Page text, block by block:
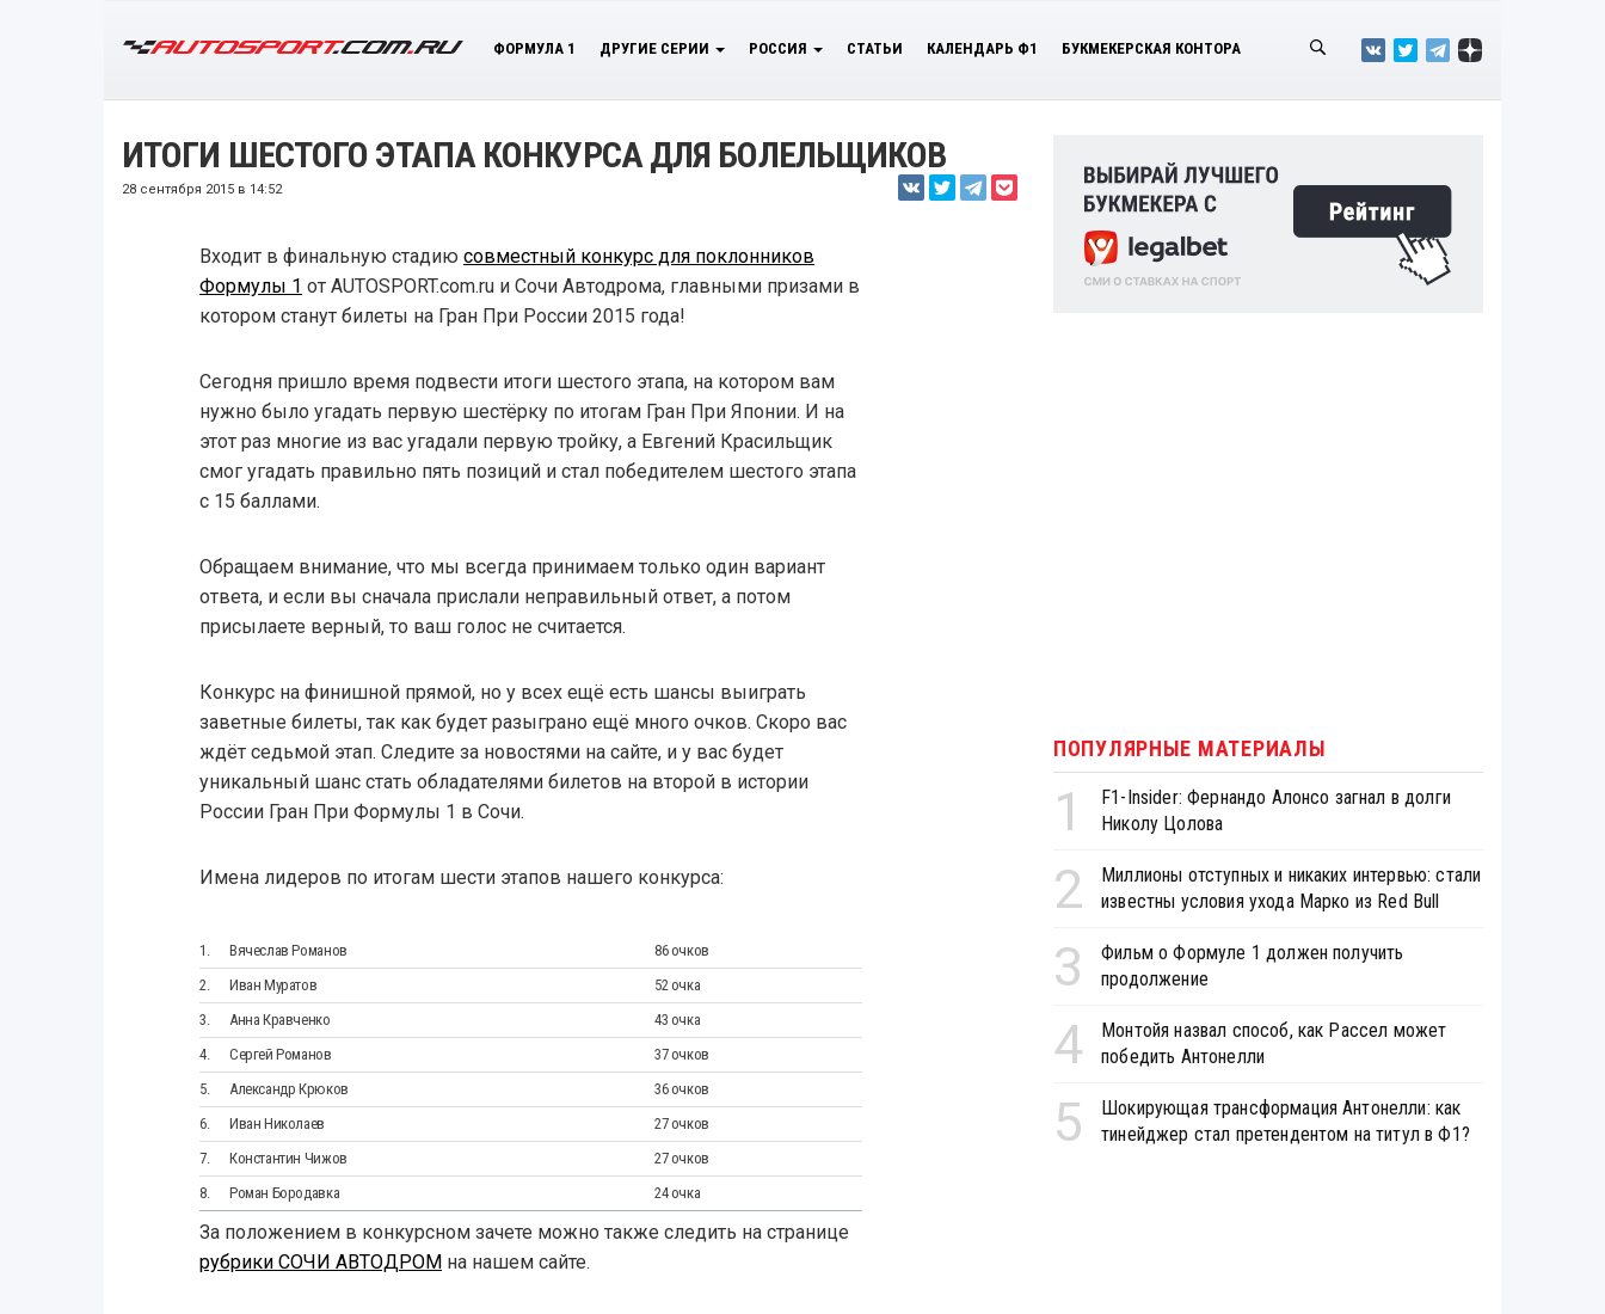
ФОРМУЛА 1 ДРУГИЕ СЕРИИ РОССИЯ СТАТЬИ КАЛЕНДАРЬ Ф1 БУКМЕКЕРСКАЯ КОНТОРА
ИТОГИ ШЕСТОГО ЭТАПА КОНКУРСА ДЛЯ БОЛЕЛЬЩИКОВ
28 сентября 2015 в 14:52
Входит в финальную стадию совместный конкурс для поклонников
Формулы 1 от AUTOSPORT.com.ru и Сочи Автодрома, главными призами в
котором станут билеты на Гран При России 2015 года!
Сегодня пришло время подвести итоги шестого этапа, на котором вам
нужно было угадать первую шестёрку по итогам Гран При Японии. И на
этот раз многие из вас угадали первую тройку, а Евгений Красильщик
смог угадать правильно пять позиций и стал победителем шестого этапа
с 15 баллами.
Обращаем внимание, что мы всегда принимаем только один вариант
ответа, и если вы сначала прислали неправильный ответ, а потом
присылаете верный, то ваш голос не считается.
Конкурс на финишной прямой, но у всех ещё есть шансы выиграть
заветные билеты, так как будет разыграно ещё много очков. Скоро вас
ждёт седьмой этап. Следите за новостями на сайте, и у вас будет
уникальный шанс стать обладателями билетов на второй в истории
России Гран При Формулы 1 в Сочи.
Имена лидеров по итогам шести этапов нашего конкурса:
1. Вячеслав Романов
86 очков
2.
Иван Муратов
52 очка
3.
Анна Кравченко
43 очка
4.
Сергей Романов
37 очков
5.
Александр Крюков
36 очков
6.
Иван Николаев
27 очков
7.
Константин Чижов
27 очков
8.
Роман Бородавка 24 очка
За положением в конкурсном зачете можно также следить на странице
рубрики СОЧИ АВТОДРОМна нашем сайте.
ПОПУЛЯРНЫЕ МАТЕРИАЛЫ
1
F1-Insider: Фернандо Алонсо загнал в долги
Николу Цолова
2
Миллионы отступных и никаких интервью: стали
известны условия ухода Марко из Red Bull
3
Фильм о Формуле 1 должен получить
продолжение
4
Монтойя назвал способ, как Рассел может
победить Антонелли
5
Шокирующая трансформация Антонелли: как
тинейджер стал претендентом на титул в Ф1?